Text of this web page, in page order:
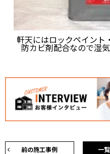
軒天にはロックペイント
防カビ剤配合なので湿
前の施工事例 一